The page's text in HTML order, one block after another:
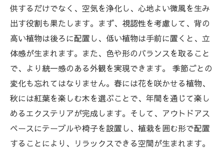
供するだけでなく、空気を浄化し、心地よい微風を生み
出す役割も果たします。まず、視認性を考慮して、背の
高い植物は後ろに配置し、低い植物は手前に置くと、立
体感が生まれます。また、色や形のバランスを取ること
で、より統一感のある外観を実現できます。 季節ごとの
変化も忘れてはなりません。春には花を咲かせる植物、
秋には紅葉を楽しむ木を選ぶことで、年間を通じて楽し
めるエクステリアが完成します。そして、アウトドアス
ペースにテーブルや椅子を設置し、植栽を囲む形で配置
することにより、リラックスできる空間が生まれます。